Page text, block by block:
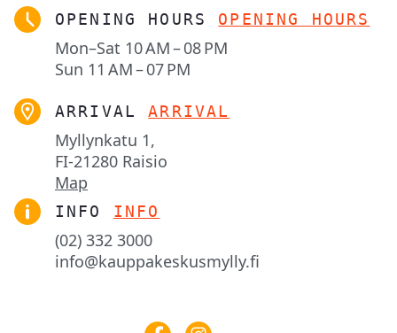
OPENING HOURS OPENING HOURS
Mon–Sat 10 AM – 08 PM
Sun 11 AM – 07 PM
ARRIVAL ARRIVAL
Myllynkatu 1,
FI-21280 Raisio
Map
INFO INFO
(02) 332 3000
info@kauppakeskusmylly.fi